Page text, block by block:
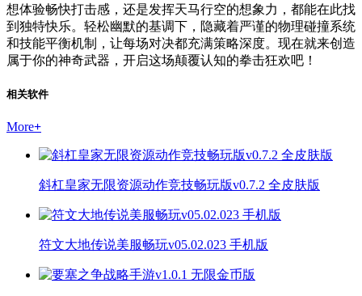
想体验畅快打击感，还是发挥天马行空的想象力，都能在此找
到独特快乐。轻松幽默的基调下，隐藏着严谨的物理碰撞系统
和技能平衡机制，让每场对决都充满策略深度。现在就来创造
属于你的神奇武器，开启这场颠覆认知的拳击狂欢吧！
相关软件
More+
斜杠皇家无限资源动作竞技畅玩版v0.7.2 全皮肤版
符文大地传说美服畅玩v05.02.023 手机版